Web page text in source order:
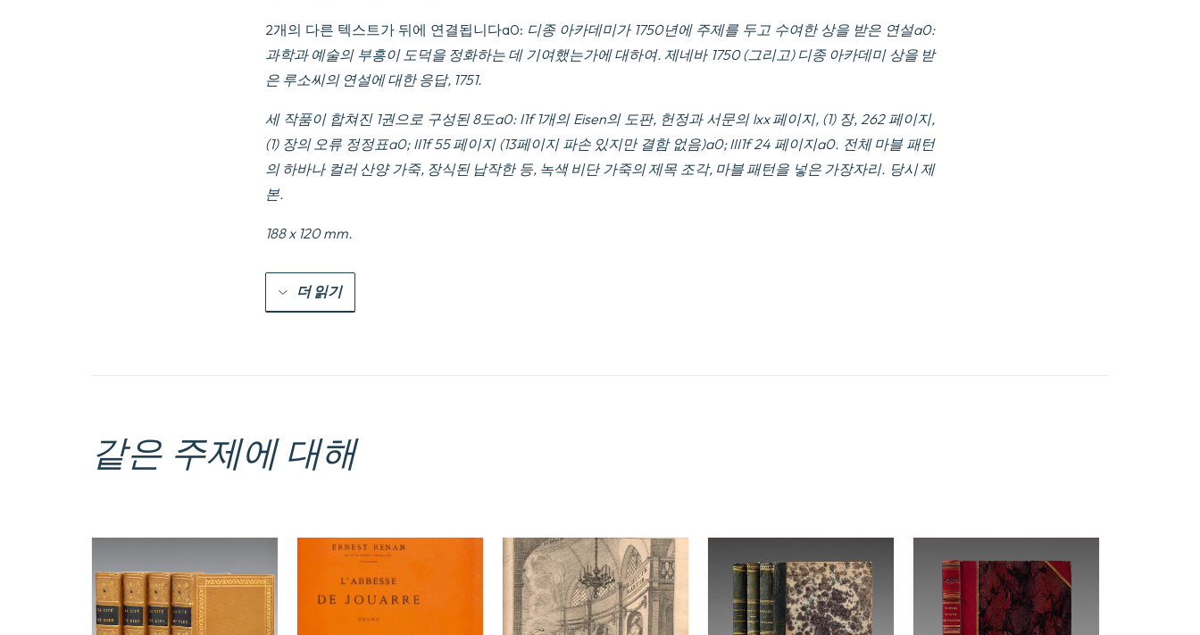
2개의 다른 텍스트가 뒤에 연결됩니다a0: 디종 아카데미가 1750년에 주제를 두고 수여한 상을 받은 연설a0:
과학과 예술의 부흥이 도덕을 정화하는 데 기여했는가에 대하여. 제네바 1750 (그리고) 디종 아카데미 상을 받
은 루소씨의 연설에 대한 응답, 1751.
세 작품이 합쳐진 1권으로 구성된 8도a0: I1f 1개의 Eisen의 도판, 헌정과 서문의 lxx 페이지, (1) 장, 262 페이지,
(1) 장의 오류 정정표a0; II1f 55 페이지 (13페이지 파손 있지만 결함 없음)a0; III1f 24 페이지a0. 전체 마블 패턴
의 하바나 컬러 산양 가죽, 장식된 납작한 등, 녹색 비단 가죽의 제목 조각, 마블 패턴을 넣은 가장자리. 당시 제
본.
188 x 120 mm.
더 읽기
같은 주제에 대해